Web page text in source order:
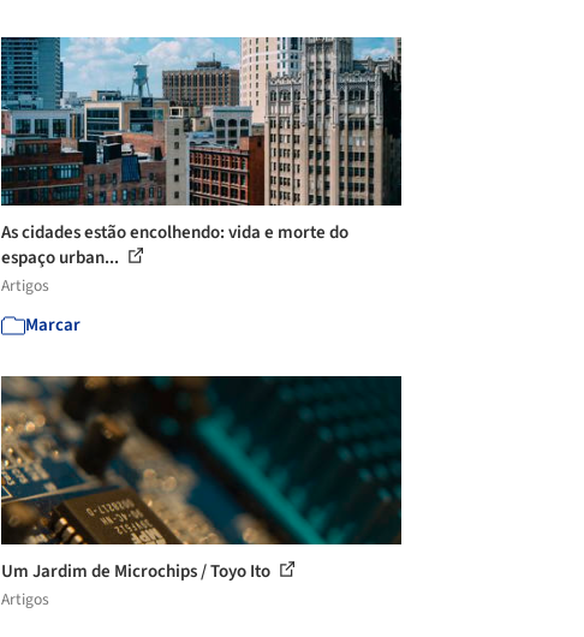
As cidades estão encolhendo: vida e morte do
espaço urban...
Artigos
Marcar
Um Jardim de Microchips / Toyo Ito
Artigos